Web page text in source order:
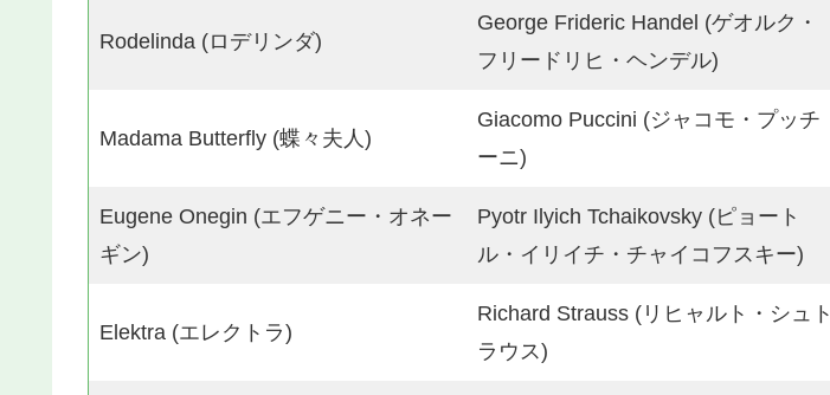
Rodelinda (ロデリンダ)
George Frideric Handel (ゲオルク・
フリードリヒ・ヘンデル)
Madama Butterfly (蝶々夫人)
Giacomo Puccini (ジャコモ・プッチ
ーニ)
Eugene Onegin (エフゲニー・オネー
ギン)
Pyotr Ilyich Tchaikovsky (ピョート
ル・イリイチ・チャイコフスキー)
Elektra (エレクトラ)
Richard Strauss (リヒャルト・シュト
ラウス)